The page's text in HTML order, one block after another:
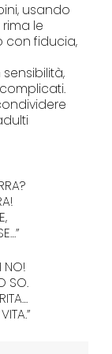
usando
le
con fiducia,
NO!
SO.